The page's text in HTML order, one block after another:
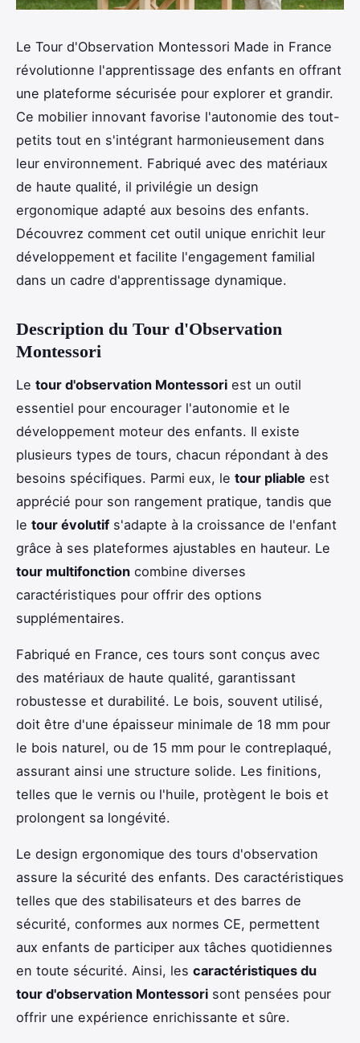
Le Tour d'Observation Montessori Made in France
révolutionne l'apprentissage des enfants en offrant
une plateforme sécurisée pour explorer et grandir.
Ce mobilier innovant favorise l'autonomie des tout-
petits tout en s'intégrant harmonieusement dans
leur environnement. Fabriqué avec des matériaux
de haute qualité, il privilégie un design
ergonomique adapté aux besoins des enfants.
Découvrez comment cet outil unique enrichit leur
développement et facilite l'engagement familial
dans un cadre d'apprentissage dynamique.
Description du Tour d'Observation
Montessori
Le tour d'observation Montessori est un outil
essentiel pour encourager l'autonomie et le
développement moteur des enfants. Il existe
plusieurs types de tours, chacun répondant à des
besoins spécifiques. Parmi eux, le tour pliable est
apprécié pour son rangement pratique, tandis que
le tour évolutif s'adapte à la croissance de l'enfant
grâce à ses plateformes ajustables en hauteur. Le
tour multifonction combine diverses
caractéristiques pour offrir des options
supplémentaires.
Fabriqué en France, ces tours sont conçus avec
des matériaux de haute qualité, garantissant
robustesse et durabilité. Le bois, souvent utilisé,
doit être d'une épaisseur minimale de 18 mm pour
le bois naturel, ou de 15 mm pour le contreplaqué,
assurant ainsi une structure solide. Les finitions,
telles que le vernis ou l'huile, protègent le bois et
prolongent sa longévité.
Le design ergonomique des tours d'observation
assure la sécurité des enfants. Des caractéristiques
telles que des stabilisateurs et des barres de
sécurité, conformes aux normes CE, permettent
aux enfants de participer aux tâches quotidiennes
en toute sécurité. Ainsi, les caractéristiques du
tour d'observation Montessori sont pensées pour
offrir une expérience enrichissante et sûre.